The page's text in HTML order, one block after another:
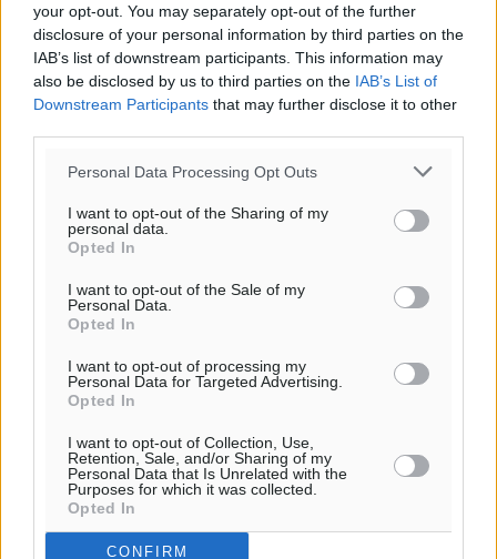
your opt-out. You may separately opt-out of the further
disclosure of your personal information by third parties on the
IAB’s list of downstream participants. This information may
also be disclosed by us to third parties on the IAB’s List of
Downstream Participants that may further disclose it to other
Personal Data Processing Opt Outs
I want to opt-out of the Sharing of my
personal data.
Opted In
I want to opt-out of the Sale of my
Personal Data.
Opted In
I want to opt-out of processing my
Personal Data for Targeted Advertising.
Opted In
I want to opt-out of Collection, Use,
Retention, Sale, and/or Sharing of my
Personal Data that Is Unrelated with the
Purposes for which it was collected.
Opted In
CONFIRM
Χαρ. Ναβροζίδης στον RV «Σε τρία χρόνια θα είμαστε
η πιο ψηφιακή Περιφέρεια της χώρας» Δημοπρατείται
το έργο ψηφιακού μετασχηματισμού
Τοπικές Ειδήσεις• πριν 7 λεπτά
φιλοξενίας
βασικοί οριζόντιοι περιορισμοί παραμένουν –
Κίνδυνος για επενδύσεις, περιουσίες και τοπική
Τοπικές Ειδήσεις• πριν 22 λεπτά
δεν υπάρχουν περιθώρια εφησυχασμού
Ειδήσεις• πριν 29 λεπτά
Στον Άγιο Νικόλαο Χάλκης ανοίγει ξανά το